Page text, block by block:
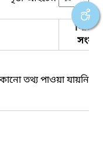
তথ্য পাওয়া যায়নি।